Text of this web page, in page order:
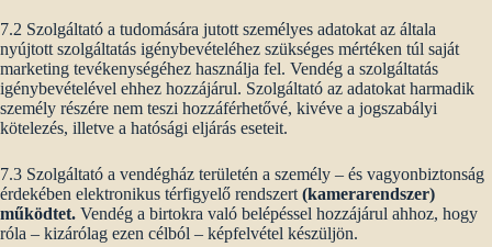
7.2 Szolgáltató a tudomására jutott személyes adatokat az általa
nyújtott szolgáltatás igénybevételéhez szükséges mértéken túl saját
marketing tevékenységéhez használja fel. Vendég a szolgáltatás
igénybevételével ehhez hozzájárul. Szolgáltató az adatokat harmadik
személy részére nem teszi hozzáférhetővé, kivéve a jogszabályi
kötelezés, illetve a hatósági eljárás eseteit.
7.3 Szolgáltató a vendégház területén a személy – és vagyonbiztonság
érdekében elektronikus térfigyelő rendszert (kamerarendszer)
működtet. Vendég a birtokra való belépéssel hozzájárul ahhoz, hogy
róla – kizárólag ezen célból – képfelvétel készüljön.